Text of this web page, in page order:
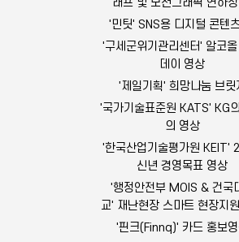
래프 및 모션그래픽 연하
'민팃' SNS용 디지털 콘텐
'구세군위기관리센터' 알코올
데이 영상
'제일기획' 희망나눔 브릿
'국가기술표준원 KATS' KG
의 영상
'한국산업기술평가원 KEIT'
신년 경영목표 영상
'행정안전부 MOIS & 건국
교' 재난현장 스마트 현장지
'핀크(Finnq)' 카드 홍보